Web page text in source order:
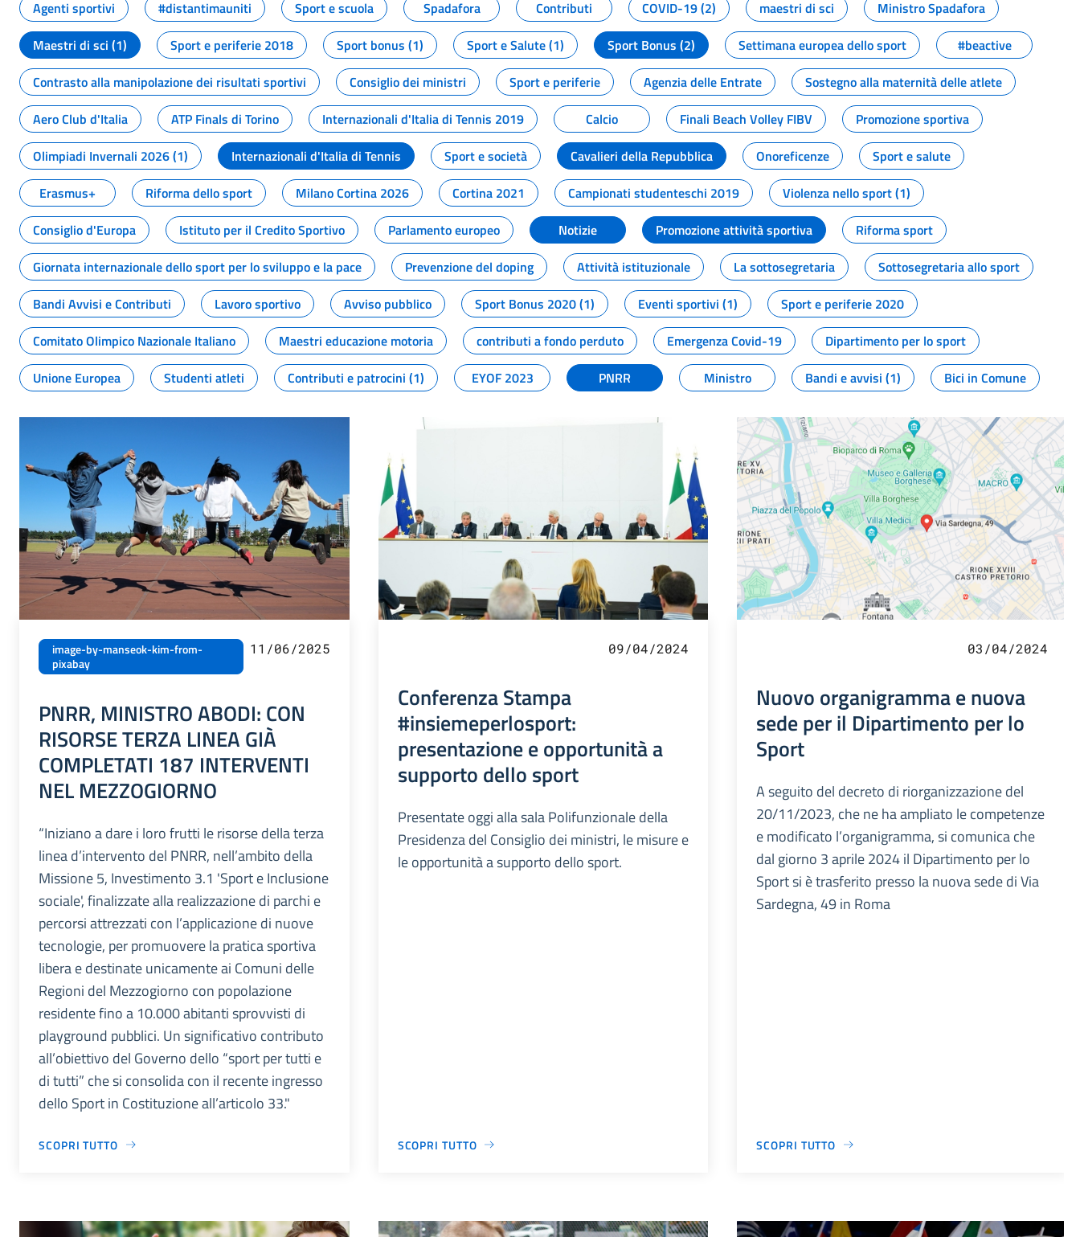
Agenti sportivi
#distantimauniti Sport e scuola Spadafora Contributi COVID-19 (2) maestri di sci
Ministro Spadafora
Maestri di sci (1)
Sport e periferie 2018 Sport bonus (1) Sport e Salute (1) Sport Bonus (2) Settimana europea dello sport
#beactive
Contrasto alla manipolazione dei risultati sportivi
Consiglio dei ministri Sport e periferie Agenzia delle Entrate
Sostegno alla maternità delle atlete
Aero Club d'Italia
ATP Finals di Torino Internazionali d'Italia di Tennis 2019 Calcio Finali Beach Volley FIBV
Promozione sportiva
Olimpiadi Invernali 2026 (1)
Internazionali d'Italia di Tennis Sport e società Cavalieri della Repubblica Onoreficenze
Sport e salute
Erasmus+
Riforma dello sport Milano Cortina 2026 Cortina 2021 Campionati studenteschi 2019
Violenza nello sport (1)
Consiglio d'Europa
Istituto per il Credito Sportivo Parlamento europeo Notizie Promozione attività sportiva
Riforma sport
Giornata internazionale dello sport per lo sviluppo e la pace
Prevenzione del doping Attività istituzionale La sottosegretaria
Sottosegretaria allo sport
Bandi Avvisi e Contributi
Lavoro sportivo Avviso pubblico Sport Bonus 2020 (1) Eventi sportivi (1)
Sport e periferie 2020
Comitato Olimpico Nazionale Italiano
Maestri educazione motoria contributi a fondo perduto Emergenza Covid-19
Dipartimento per lo sport
Unione Europea
Studenti atleti Contributi e patrocini (1) EYOF 2023 PNRR Ministro Bandi e avvisi (1) Bici in Comune
image-by-manseok-kim-from-
pixabay
11/06/2025
PNRR, MINISTRO ABODI: CON
RISORSE TERZA LINEA GIÀ
COMPLETATI 187 INTERVENTI
NEL MEZZOGIORNO
“Iniziano a dare i loro frutti le risorse della terza
linea d’intervento del PNRR, nell’ambito della
Missione 5, Investimento 3.1 'Sport e Inclusione
sociale', finalizzate alla realizzazione di parchi e
percorsi attrezzati con l’applicazione di nuove
tecnologie, per promuovere la pratica sportiva
libera e destinate unicamente ai Comuni delle
Regioni del Mezzogiorno con popolazione
residente fino a 10.000 abitanti sprovvisti di
playground pubblici. Un significativo contributo
all’obiettivo del Governo dello “sport per tutti e
di tutti” che si consolida con il recente ingresso
dello Sport in Costituzione all’articolo 33."
SCOPRI TUTTO
09/04/2024
Conferenza Stampa
#insiemeperlosport:
presentazione e opportunità a
supporto dello sport
Presentate oggi alla sala Polifunzionale della
Presidenza del Consiglio dei ministri, le misure e
le opportunità a supporto dello sport.
SCOPRI TUTTO
03/04/2024
Nuovo organigramma e nuova
sede per il Dipartimento per lo
Sport
A seguito del decreto di riorganizzazione del
20/11/2023, che ne ha ampliato le competenze
e modificato l’organigramma, si comunica che
dal giorno 3 aprile 2024 il Dipartimento per lo
Sport si è trasferito presso la nuova sede di Via
Sardegna, 49 in Roma
SCOPRI TUTTO